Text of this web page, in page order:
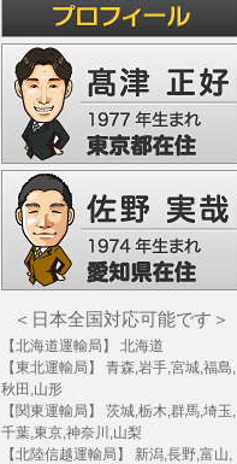
＜日本全国対応可能です＞
【北海道運輸局】 北海道
【東北運輸局】 青森,岩手,宮城,福島,
秋田,山形
【関東運輸局】 茨城,栃木,群馬,埼玉,
千葉,東京,神奈川,山梨
【北陸信越運輸局】 新潟,長野,富山,